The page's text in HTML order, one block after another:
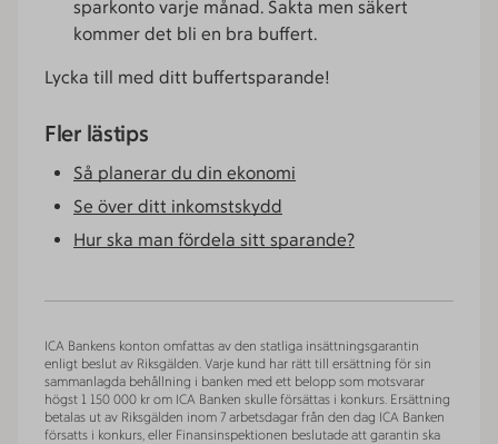
sparkonto varje månad. Sakta men säkert
kommer det bli en bra buffert.
Lycka till med ditt buffertsparande!
Fler lästips
Så planerar du din ekonomi
Se över ditt inkomstskydd
Hur ska man fördela sitt sparande?
ICA Bankens konton omfattas av den statliga insättningsgarantin
enligt beslut av Riksgälden. Varje kund har rätt till ersättning för sin
sammanlagda behållning i banken med ett belopp som motsvarar
högst 1 150 000 kr om ICA Banken skulle försättas i konkurs. Ersättning
betalas ut av Riksgälden inom 7 arbetsdagar från den dag ICA Banken
försatts i konkurs, eller Finansinspektionen beslutade att garantin ska